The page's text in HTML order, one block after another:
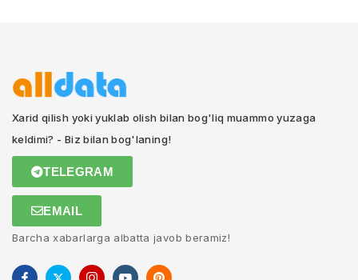
Xarid qilish yoki yuklab olish bilan bog'liq muammo yuzaga
keldimi? - Biz bilan bog'laning!
TELEGRAM
EMAIL
Barcha xabarlarga albatta javob beramiz!